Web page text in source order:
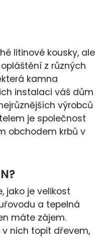
litinové kousky, ale
z různých
kamna
instalaci váš dům
výrobců
je společnost
obchodem krbů v
jako je velikost
a tepelná
máte zájem.
v nich topit dřevem,